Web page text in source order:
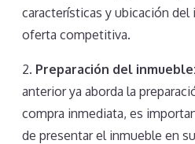
características y ubicación del
oferta competitiva.
2. Preparación del inmueble:
anterior ya aborda la
compra inmediata, es
de presentar el inmueble en